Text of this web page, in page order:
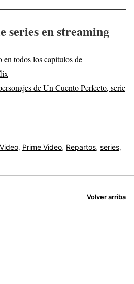
series en streaming
en todos los capítulos de
de Un Cuento Perfecto, serie
, Prime Video, Repartos, series,
Volver arriba